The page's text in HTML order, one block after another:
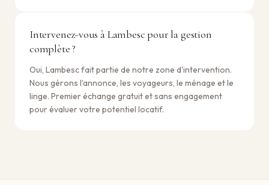
Intervenez-vous à Lambesc pour la gestion
complète ?
Oui, Lambesc fait partie de notre zone d'intervention.
Nous gérons l'annonce, les voyageurs, le ménage et le
linge. Premier échange gratuit et sans engagement
pour évaluer votre potentiel locatif.